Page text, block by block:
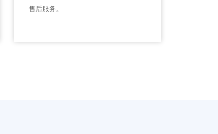
售后服务。